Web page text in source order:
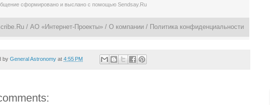
сформировано и выслано с помощью Sendsay.Ru
/ АО «Интернет-Проекты» / О компании / Политика конфиденциальности
by General Astronomy at 4:55 PM